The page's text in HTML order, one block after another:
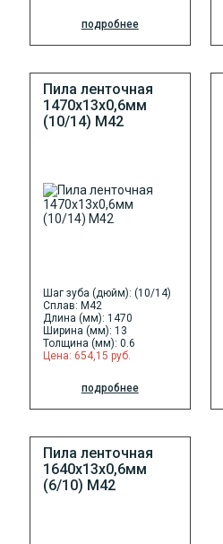
подробнее
Пила ленточная
1470х13х0,6мм
(10/14) М42
Шаг зуба (дюйм): (10/14)
Сплав: M42
Длина (мм): 1470
Ширина (мм): 13
Толщина (мм): 0.6
Цена: 654,15 руб.
подробнее
Пила ленточная
1640х13х0,6мм
(6/10) М42